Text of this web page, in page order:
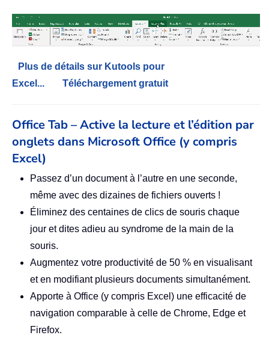
Plus de détails sur Kutools pour
Excel...
Téléchargement gratuit
Office Tab – Active la lecture et l’édition par
onglets dans Microsoft Office (y compris
Excel)
Passez d’un document à l’autre en une seconde,
même avec des dizaines de fichiers ouverts !
Éliminez des centaines de clics de souris chaque
jour et dites adieu au syndrome de la main de la
souris.
Augmentez votre productivité de 50 % en visualisant
et en modifiant plusieurs documents simultanément.
Apporte à Office (y compris Excel) une efficacité de
navigation comparable à celle de Chrome, Edge et
Firefox.